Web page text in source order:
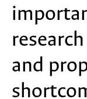
and